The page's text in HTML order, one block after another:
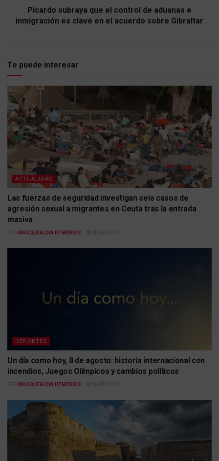
Picardo subraya que el control de aduanas e
inmigración es clave en el acuerdo sobre Gibraltar
Te puede interesar
ACTUALIDAD
Las fuerzas de seguridad investigan seis casos de
agresión sexual a migrantes en Ceuta tras la entrada
masiva
POR MASQUEALDIA UTMEDIOS 08/08/2026
DEPORTES
Un día como hoy, 8 de agosto: historia internacional con
incendios, Juegos Olímpicos y cambios políticos
POR MASQUEALDIA UTMEDIOS 08/08/2026